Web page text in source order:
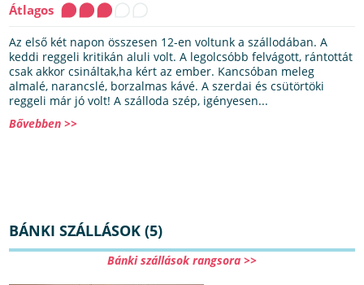
Átlagos
Az első két napon összesen 12-en voltunk a szállodában. A
keddi reggeli kritikán aluli volt. A legolcsóbb felvágott, rántottát
csak akkor csináltak,ha kért az ember. Kancsóban meleg
almalé, narancslé, borzalmas kávé. A szerdai és csütörtöki
reggeli már jó volt! A szálloda szép, igényesen...
Bővebben >>
BÁNKI SZÁLLÁSOK (5)
Bánki szállások rangsora >>